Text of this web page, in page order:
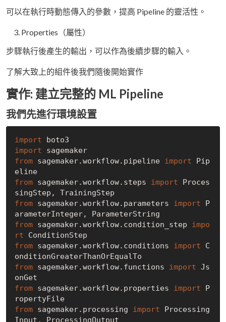
可以在執行時動態傳入的參數，提高 Pipeline 的靈活性。
Properties（屬性）
步驟執行後產生的輸出，可以作為後續步驟的輸入。
了解大致上的組件後我們隨後開始實作
實作: 建立完整的 ML Pipeline
我們先進行環境設置
import
import
sagemaker
from sagemaker.workflow.pipeline import Pip
eline
from sagemaker.workflow.steps import Proces
from sagemaker.workflow.parameters import P
from sagemaker.workflow.condition_step impo
rt
from sagemaker.workflow.conditions import C
from sagemaker.workflow.functions import Js
from sagemaker.workflow.properties import P
ropertyFile
from sagemaker.processing import Processing